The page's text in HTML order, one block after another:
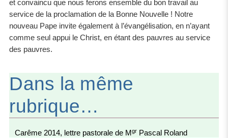
et convaincu que nous ferons ensemble du bon travail au
service de la proclamation de la Bonne Nouvelle ! Notre
nouveau Pape invite également à l’évangélisation, en n’ayant
comme seul appui le Christ, en étant des pauvres au service
des pauvres.
Dans la même
rubrique…
Carême 2014, lettre pastorale de M grPascal Roland